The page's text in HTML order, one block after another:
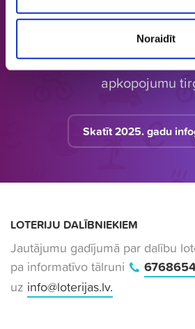
Noraidīt
Latvijā vienīgais
loteriju portāls. Loterijas.lv
informāciju bāzi par
apkopojumu
Skatīt 2025. gadu
LOTERIJU DALĪBNIEKIEM
Jautājumu gadījumā par dalību
pa informatīvo tālruni
uz info@loterijas.lv.